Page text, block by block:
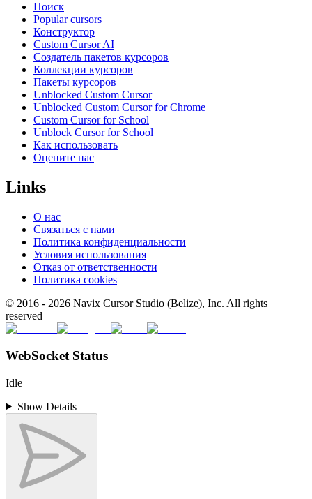
Поиск
Popular cursors
Конструктор
Custom Cursor AI
Создатель пакетов курсоров
Коллекции курсоров
Пакеты курсоров
Unblocked Custom Cursor
Unblocked Custom Cursor for Chrome
Custom Cursor for School
Unblock Cursor for School
Как использовать
Оцените нас
Links
О нас
Связаться с нами
Политика конфиденциальности
Условия использования
Отказ от ответственности
Политика cookies
© 2016 - 2026 Navix Cursor Studio (Belize), Inc. All rights
reserved
WebSocket Status
Idle
Show Details